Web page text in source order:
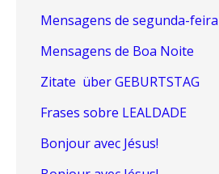
Mensagens de segunda-feira
Mensagens de Boa Noite
Zitate über GEBURTSTAG
Frases sobre LEALDADE
Bonjour avec Jésus!